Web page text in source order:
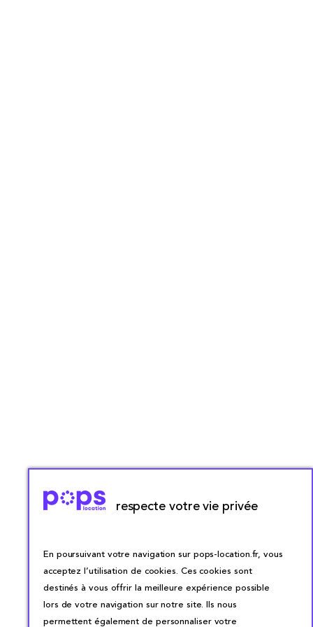
respecte votre vie privée
En poursuivant votre navigation sur pops-location.fr, vous
acceptez l’utilisation de cookies. Ces cookies sont
destinés à vous offrir la meilleure expérience possible
lors de votre navigation sur notre site. Ils nous
permettent également de personnaliser votre